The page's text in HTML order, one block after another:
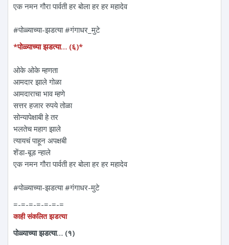
एक नमन‌ गौरा पार्वती हर बोला हर हर महादेव
#पोळ्याच्या-झडत्या #गंगाधर_मुटे
*पोळ्याच्या झडत्या… (६)*
ओके ओके म्हणता
आमदार झाले गोळा
आमदाराचा भाव म्हणे
सत्तर हजार रुपये तोळा
सोन्यापेक्षाबी हे तर
भलतेच महाग झाले
त्यायचं पाहून अपक्षबी
शेंडा-बूड न्हाले
एक नमन‌ गौरा पार्वती हर बोला हर हर महादेव
#पोळ्याच्या-झडत्या #गंगाधर-मुटे
=-=-=-=-=-=-=
काही संकलित झडत्या
पोळ्याच्या झडत्या… (१)